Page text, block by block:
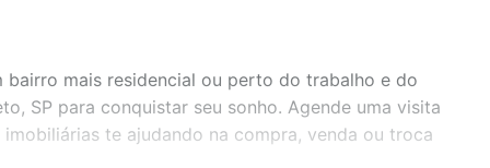
mais residencial ou perto do trabalho e do
SP para conquistar seu sonho. Agende uma visita
te ajudando na compra, venda ou troca